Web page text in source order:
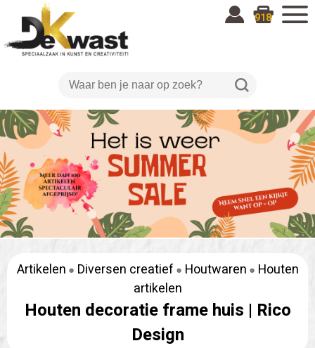
918
Artikelen Diversen creatief Houtwaren
Houten
artikelen
Houten decoratie frame huis | Rico
Design